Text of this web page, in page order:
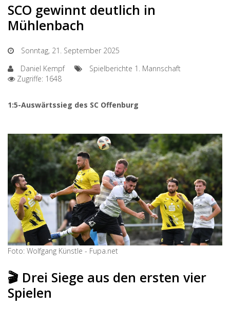
SCO gewinnt deutlich in
Mühlenbach
Sonntag, 21. September 2025
Daniel Kempf
Spielberichte 1. Mannschaft
Zugriffe: 1648
1:5-Auswärtssieg des SC Offenburg
Foto: Wolfgang Künstle - Fupa.net
🎬 Drei Siege aus den ersten vier
Spielen